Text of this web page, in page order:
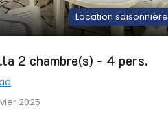
Location saisonnière
2 chambre(s) - 4 pers.
2025